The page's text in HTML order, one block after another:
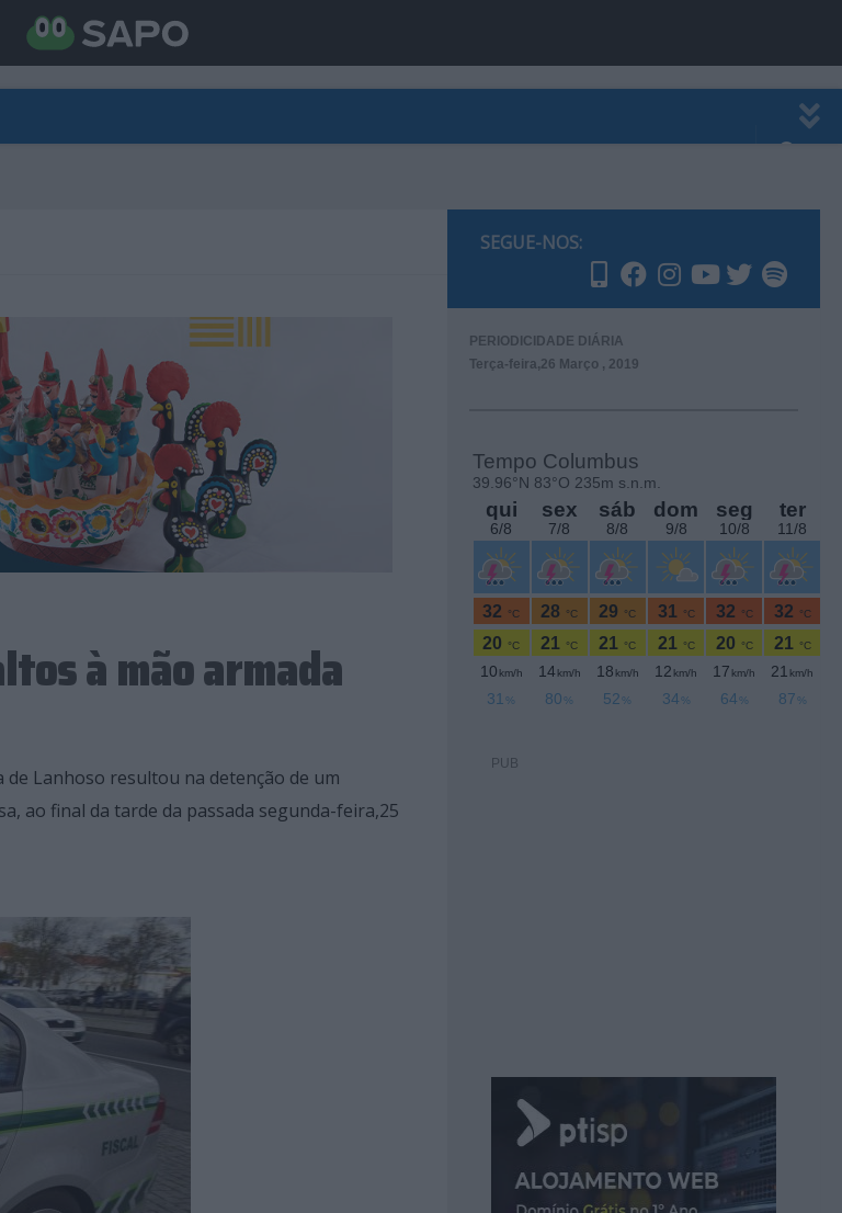
à mão armada
de Lanhoso resultou na detenção de um
ao final da tarde da passada segunda-feira,25
SEGUE-NOS:
PERIODICIDADE DIÁRIA
Terça-feira,26 Março , 2019
PUB